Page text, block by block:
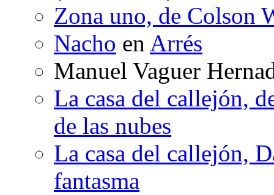
Zona uno, de Colson
Nacho en Arrés
Manuel Vaguer
La casa del callejón,
de las nubes
La casa del callejón,
fantasma